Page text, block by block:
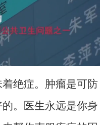
绝症。肿瘤是可防
。医生永远是你身